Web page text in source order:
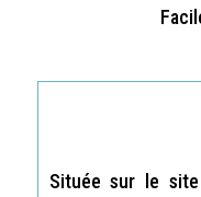
Située sur le site